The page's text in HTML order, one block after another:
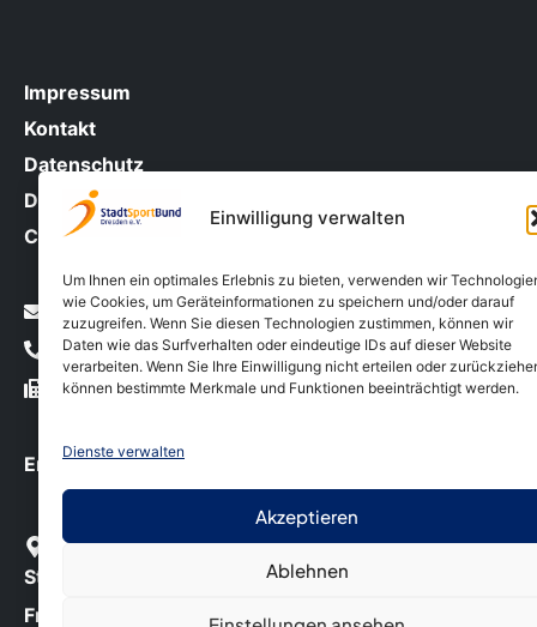
Einwilligung verwalten
Um Ihnen ein optimales Erlebnis zu bieten, verwenden wir
wie Cookies, um Geräteinformationen zu speichern und/oder darauf
zuzugreifen. Wenn Sie diesen Technologien zustimmen, können wir
Daten wie das Surfverhalten oder eindeutige IDs auf dieser Website
verarbeiten. Wenn Sie Ihre Einwilligung nicht erteilen oder
können bestimmte Merkmale und Funktionen beeinträchtigt werden.
Dienste verwalten
Akzeptieren
Ablehnen
Impressum
Kontakt
Datenschutz
Downloads
Cookie-Richtlinie (EU)
info@ssb-dresden.de
0351 – 212 38 30
0351 – 212 38 40
Erreichbarkeit/ Geschäftszeiten
StadtSportBund Dresden e.V
Freiberger Straße 31 01067 Dresden